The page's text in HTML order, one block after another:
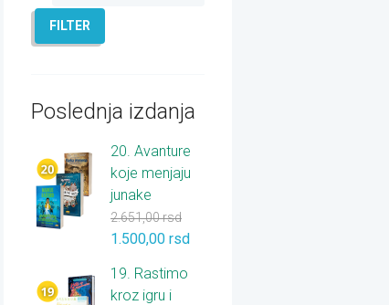
FILTER
Poslednja izdanja
20. Avanture
koje menjaju
junake
2.651,00rsd
1.500,00 rsd
19. Rastimo
kroz igru i